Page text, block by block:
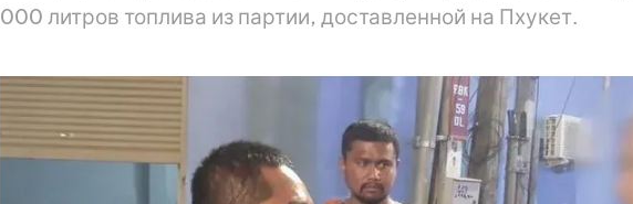
000 литров топлива из партии, доставленной на Пхукет.